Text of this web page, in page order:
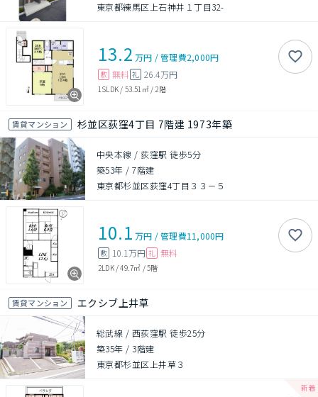
東京都練馬区上石神井１丁目32-
13.2 万円 /管理費2,000円
敷 無料 礼 26.4万円
1SLDK / 53.51㎡/ 2階
賃貸マンション 杉並区荻窪4丁目 7階建 1973年築
中央本線 / 荻窪駅 徒歩5分
築53年 /7階建
東京都杉並区荻窪4丁目３３－５
10.1 万円 /管理費11,000円
敷 10.1万円 礼 無料
2LDK/49.7㎡ /5階
賃貸マンション エクシブ上井草
総武線 / 西荻窪駅 徒歩25分
築35年 / 3階建
東京都杉並区上井草３